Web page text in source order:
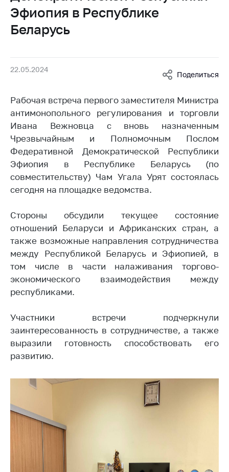
Награждения
Белорусская
универсальная
Общественная
жизнь
Идеологическая
работа
Официальные
геральдические
символы
5 лет МАРТ
Деятельность
Антимонопольное
регулирование и
конкуренция
Торговля и услуги
Регулирование и
контроль закупок
потребителей
Регулирование
рекламной
деятельности
сотрудничество
нетарифного
регулирования
Биржевая торговля
Выставочная
Эфиопия в Республике
Беларусь
22.05.2024
Поделиться
Рабочая встреча первого заместителя Министра
антимонопольного регулирования и торговли
Ивана Вежновца с вновь назначенным
Чрезвычайным и Полномочным Послом
Федеративной Демократической Республики
Эфиопия в Республике Беларусь (по
совместительству) Чам Угала Урят состоялась
сегодня на площадке ведомства.
Стороны обсудили текущее состояние
отношений Беларуси и Африканских стран, а
также возможные направления сотрудничества
между Республикой Беларусь и Эфиопией, в
том числе в части налаживания торгово-
экономического взаимодействия между
республиками.
Участники встречи подчеркнули
заинтересованность в сотрудничестве, а также
выразили готовность способствовать его
развитию.